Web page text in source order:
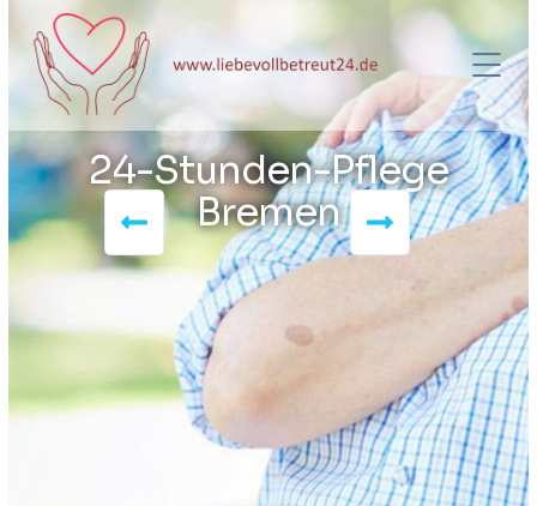
24-Stunden-Pflege
Bremen